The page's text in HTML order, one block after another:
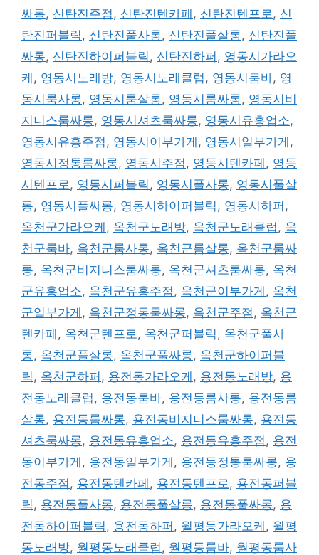
싸롱, 신탄진주점 , 신탄진텐카페 , 신탄진텐프로 , 신
탄진퍼블릭 , 신탄진풀사롱, 신탄진풀살롱, 신탄진풀
싸롱, 신탄진하이퍼블릭 , 신탄진하퍼 , 영동시가라오
케 , 영동시노래방, 영동시노래클럽 , 영동시룸바, 영
동시룸사롱, 영동시룸살롱, 영동시룸싸롱, 영동시비
지니스룸싸롱, 영동시셔츠룸싸롱, 영동시유흥업소,
영동시유흥주점 , 영동시이부가게 , 영동시일부가게 ,
영동시정통룸싸롱, 영동시주점 , 영동시텐카페 , 영동
시텐프로 , 영동시퍼블릭 , 영동시풀사롱, 영동시풀살
롱, 영동시풀싸롱, 영동시하이퍼블릭 , 영동시하퍼 ,
옥천군가라오케 , 옥천군노래방, 옥천군노래클럽 , 옥
천군룸바, 옥천군룸사롱, 옥천군룸살롱, 옥천군룸싸
롱, 옥천군비지니스룸싸롱, 옥천군셔츠룸싸롱, 옥천
군유흥업소, 옥천군유흥주점 , 옥천군이부가게 , 옥천
군일부가게 , 옥천군정통룸싸롱, 옥천군주점 , 옥천군
텐카페 , 옥천군텐프로 , 옥천군퍼블릭 , 옥천군풀사
롱, 옥천군풀살롱, 옥천군풀싸롱, 옥천군하이퍼블
릭 , 옥천군하퍼 , 용전동가라오케 , 용전동노래방, 용
전동노래클럽 , 용전동룸바, 용전동룸사롱, 용전동룸
살롱, 용전동룸싸롱, 용전동비지니스룸싸롱, 용전동
셔츠룸싸롱, 용전동유흥업소, 용전동유흥주점 , 용전
동이부가게 , 용전동일부가게 , 용전동정통룸싸롱, 용
전동주점 , 용전동텐카페 , 용전동텐프로 , 용전동퍼블
릭 , 용전동풀사롱, 용전동풀살롱, 용전동풀싸롱, 용
전동하이퍼블릭 , 용전동하퍼 , 월평동가라오케 , 월평
동노래방, 월평동노래클럽 , 월평동룸바, 월평동룸사